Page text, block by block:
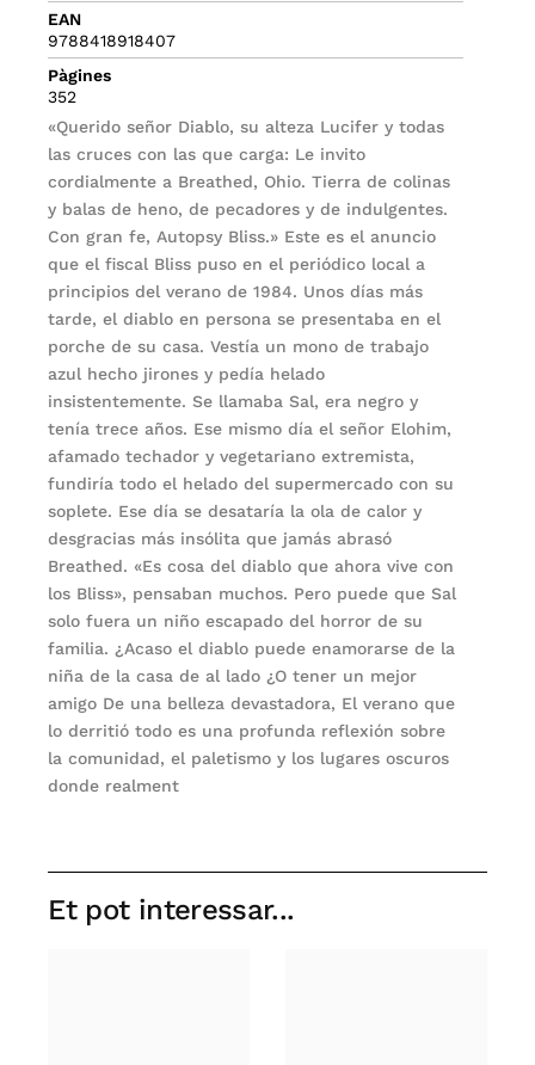
EAN
9788418918407
Pàgines
352
«Querido señor Diablo, su alteza Lucifer y todas
las cruces con las que carga: Le invito
cordialmente a Breathed, Ohio. Tierra de colinas
y balas de heno, de pecadores y de indulgentes.
Con gran fe, Autopsy Bliss.» Este es el anuncio
que el fiscal Bliss puso en el periódico local a
principios del verano de 1984. Unos días más
tarde, el diablo en persona se presentaba en el
porche de su casa. Vestía un mono de trabajo
azul hecho jirones y pedía helado
insistentemente. Se llamaba Sal, era negro y
tenía trece años. Ese mismo día el señor Elohim,
afamado techador y vegetariano extremista,
fundiría todo el helado del supermercado con su
soplete. Ese día se desataría la ola de calor y
desgracias más insólita que jamás abrasó
Breathed. «Es cosa del diablo que ahora vive con
los Bliss», pensaban muchos. Pero puede que Sal
solo fuera un niño escapado del horror de su
familia. ¿Acaso el diablo puede enamorarse de la
niña de la casa de al lado ¿O tener un mejor
amigo De una belleza devastadora, El verano que
lo derritió todo es una profunda reflexión sobre
la comunidad, el paletismo y los lugares oscuros
donde realment
Et pot interessar...